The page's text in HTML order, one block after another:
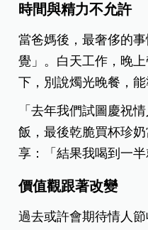
時間與精力不允許
當爸媽後，最奢侈的
覺」。白天工作，晚
下，別說燭光晚餐，能
「去年我們試圖慶祝
飯，最後乾脆買杯珍
享：「結果我喝到一半
價值觀跟著改變
過去或許會期待情人